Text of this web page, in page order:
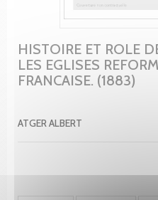
HISTOIRE ET ROLE
LES EGLISES
FRANCAISE. (1883)
ATGER ALBERT